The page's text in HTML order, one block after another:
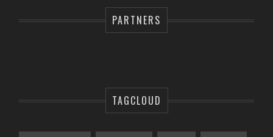
PARTNERS
TAGCLOUD